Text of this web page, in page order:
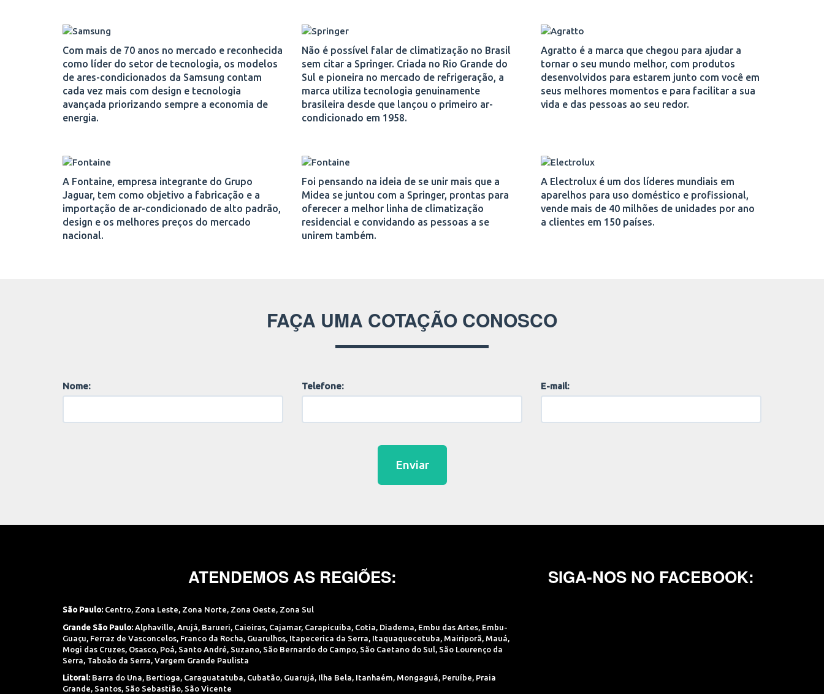
Com mais de 70 anos no mercado e reconhecida
como líder do setor de tecnologia, os modelos
de ares-condicionados da Samsung contam
cada vez mais com design e tecnologia
avançada priorizando sempre a economia de
energia.
Não é possível falar de climatização no Brasil
sem citar a Springer. Criada no Rio Grande do
Sul e pioneira no mercado de refrigeração, a
marca utiliza tecnologia genuinamente
brasileira desde que lançou o primeiro ar-
condicionado em 1958.
Agratto é a marca que chegou para ajudar a
tornar o seu mundo melhor, com produtos
desenvolvidos para estarem junto com você em
seus melhores momentos e para facilitar a sua
vida e das pessoas ao seu redor.
A Fontaine, empresa integrante do Grupo
Jaguar, tem como objetivo a fabricação e a
importação de ar-condicionado de alto padrão,
design e os melhores preços do mercado
nacional.
Foi pensando na ideia de se unir mais que a
Midea se juntou com a Springer, prontas para
oferecer a melhor linha de climatização
residencial e convidando as pessoas a se
unirem também.
A Electrolux é um dos líderes mundiais em
aparelhos para uso doméstico e profissional,
vende mais de 40 milhões de unidades por ano
a clientes em 150 países.
FAÇA UMA COTAÇÃO CONOSCO
Nome: Telefone: E-mail:
Enviar
ATENDEMOS AS REGIÕES:
São Paulo: Centro, Zona Leste, Zona Norte, Zona Oeste, Zona Sul
Grande São Paulo: Alphaville Arujá Barueri Caieiras Cajamar, Carapicuiba Cotia Diadema Embu das Artes Embu-
Guaçu Ferraz de Vasconcelos Franco da Rocha Guarulhos Itapecerica da Serra Itaquaquecetuba Mairiporã Mauá
Mogi das Cruzes Osasco Poá Santo André Suzano São Bernardo do Campo São Caetano do Sul São Lourenço da
Serra Taboão da Serra Vargem Grande Paulista
Litoral: Barra do Una, Bertioga, Caraguatatuba, Cubatão, Guarujá, Ilha Bela, Itanhaém, Mongaguá, Peruíbe, Praia
Grande, Santos, São Sebastião, São Vicente
SIGA-NOS NO FACEBOOK: